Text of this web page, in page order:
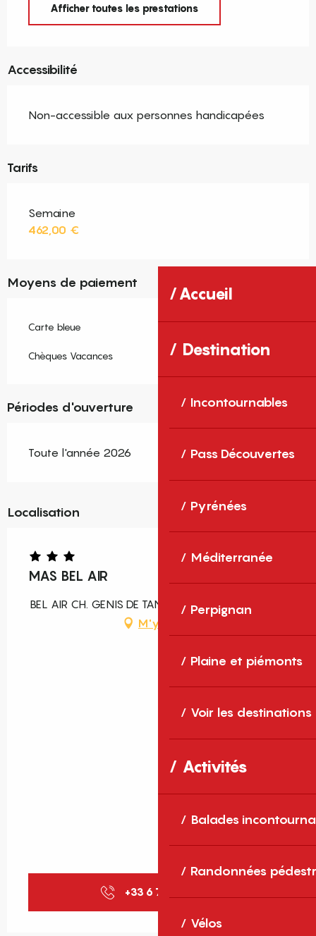
Accueil
Destination
Incontournables
Pass Découvertes
Pyrénées
Méditerranée
Perpignan
Plaine et piémonts
Voir les destinations
Activités
Balades
Randonnées
Vélos
Afficher toutes les prestations
Accessibilité
Non-accessible aux personnes handicapées
Tarifs
Semaine
462,00 €
Moyens de paiement
Carte bleue
Chèques Vacances
Périodes d'ouverture
Toute l'année 2026
Localisation
MAS BEL AIR
BEL AIR CH. GENIS DE TANYERES, 66000 Perpignan
M'y rendre
+33 6 74 69 26